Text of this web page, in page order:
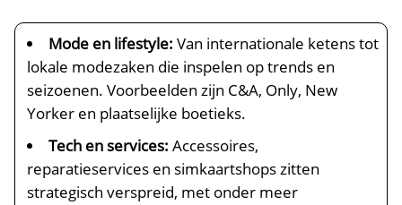
Mode en lifestyle: Van internationale ketens tot
lokale modezaken die inspelen op trends en
seizoenen.​ Voorbeelden zijn C&A, Only, New
Yorker en plaatselijke boetieks.​
Tech en services: Accessoires,
reparatieservices en simkaartshops zitten
strategisch verspreid, met onder meer